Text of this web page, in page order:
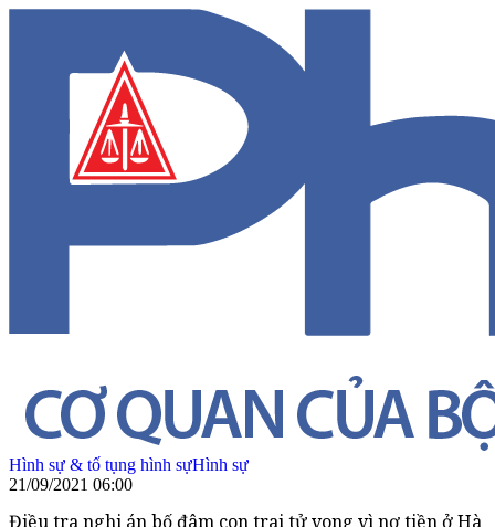
Hình sự & tố tụng hình sựHình sự
21/09/2021 06:00
Điều tra nghi án bố đâm con trai tử vong vì nợ tiền ở Hà